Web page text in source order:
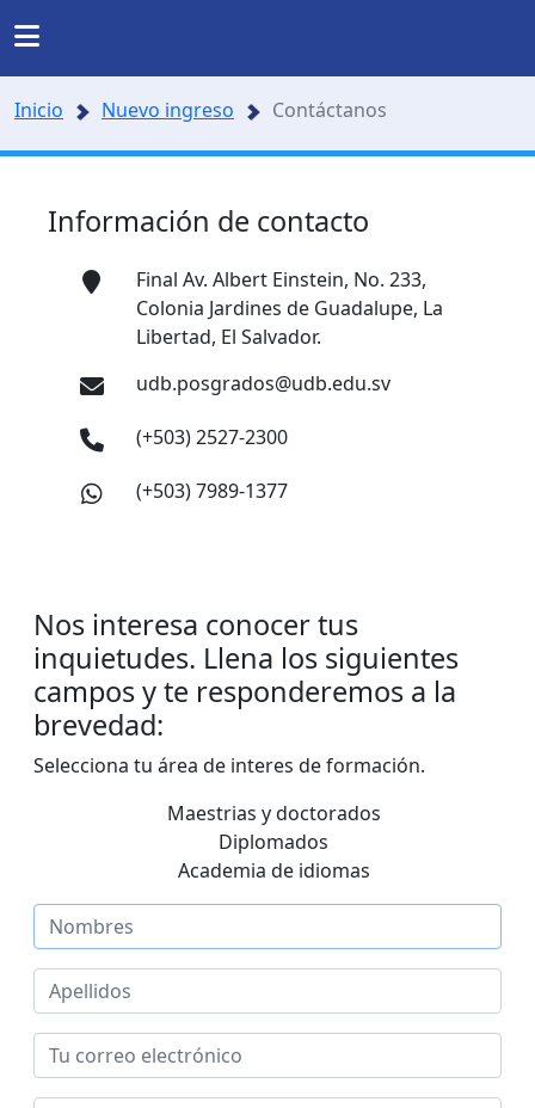
Mundo salesiano
Capacitación Institucional
organizativa
Rector
Secretaría General
de Ciencia y Tecnología
de Gestión Institucional
Y PROGRAMAS
Listado de carreras
Posgrados
y Centros Especializados.
Presentación
formación en investigación
Organización
Noticias
Directorio
Inicio Nuevo ingreso Contáctanos
Información de contacto
Final Av. Albert Einstein, No. 233,
Colonia Jardines de Guadalupe, La
Libertad, El Salvador.
udb.posgrados@udb.edu.sv
(+503) 2527-2300
(+503) 7989-1377
Nos interesa conocer tus
inquietudes. Llena los siguientes
campos y te responderemos a la
brevedad:
Selecciona tu área de interes de formación.
Maestrias y doctorados
Diplomados
Academia de idiomas